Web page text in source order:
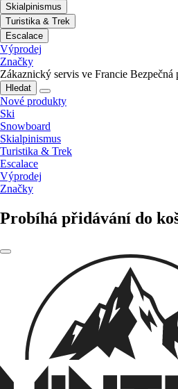
Skialpinismus
Turistika & Trek
Escalace
Výprodej
Značky
Zákaznický servis ve Francie Bezpečná
Hledat
Nové produkty
Ski
Snowboard
Skialpinismus
Turistika & Trek
Escalace
Výprodej
Značky
Probíhá přidávání do